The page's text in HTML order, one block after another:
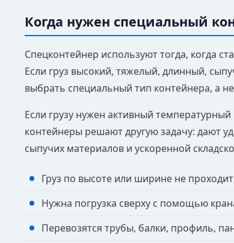
Когда нужен специальный
Спецконтейнер используют тогда, когда
Если груз высокий, тяжелый, длинный,
выбрать специальный тип контейнера, а
Если грузу нужен активный
контейнеры решают другую задачу: дают
сыпучих материалов и ускоренной
Груз по высоте или ширине не
Нужна погрузка сверху с помощью
Перевозятся трубы, балки, профиль,